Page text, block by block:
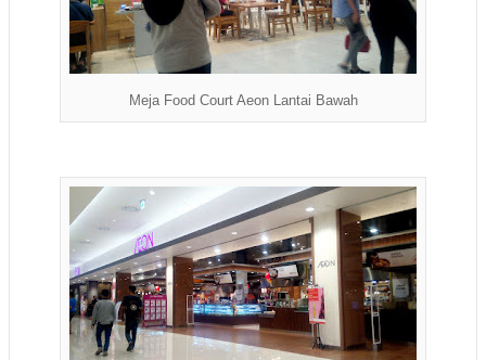
Meja Food Court Aeon Lantai Bawah